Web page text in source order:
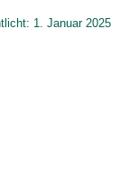
1. Januar 2025